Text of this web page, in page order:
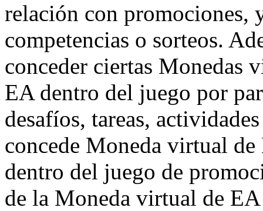
relación con promociones,
competencias o sorteos.
conceder ciertas Monedas
EA dentro del juego por
desafíos, tareas,
concede Moneda virtual
dentro del juego de
de la Moneda virtual de